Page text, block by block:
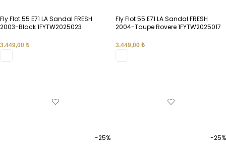
Fly Flot 55 E71 LA Sandal FRESH
2003-Black 1FYTW2025023
3.449,00 ₺
Fly Flot 55 E71 LA Sandal FRESH
2004-Taupe Rovere 1FYTW2025017
3.449,00 ₺
-25% -25%